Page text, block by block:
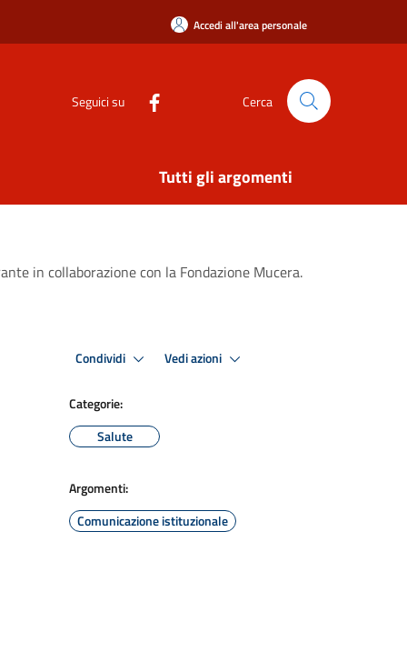
Accedi all'area personale
Seguici su Cerca
Tutti gli argomenti
in collaborazione con la Fondazione Mucera.
Condividi Vedi azioni
Categorie:
Salute
Argomenti:
Comunicazione istituzionale